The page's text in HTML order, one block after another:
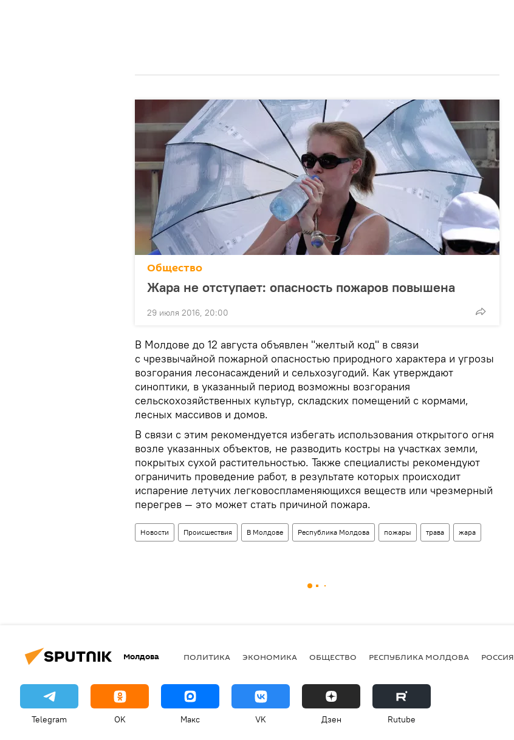
Общество
Жара не отступает: опасность пожаров повышена
29 июля 2016, 20:00
В Молдове до 12 августа объявлен "желтый код" в связи
с чрезвычайной пожарной опасностью природного характера и угрозы
возгорания лесонасаждений и сельхозугодий. Как утверждают
синоптики, в указанный период возможны возгорания
сельскохозяйственных культур, складских помещений с кормами,
лесных массивов и домов.
В связи с этим рекомендуется избегать использования открытого огня
возле указанных объектов, не разводить костры на участках земли,
покрытых сухой растительностью. Также специалисты рекомендуют
ограничить проведение работ, в результате которых происходит
испарение летучих легковоспламеняющихся веществ или чрезмерный
перегрев — это может стать причиной пожара.
Новости Происшествия В Молдове Республика Молдова пожары трава жара
Молдова ПОЛИТИКА ЭКОНОМИКА ОБЩЕСТВО РЕСПУБЛИКА МОЛДОВА РОССИЯ
Telegram OK Макс VK Дзен Rutube